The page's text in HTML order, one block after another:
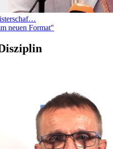
neuen Format"